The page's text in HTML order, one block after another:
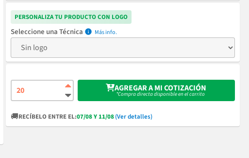
PERSONALIZA TU PRODUCTO CON LOGO
Técnica info
AGREGAR A MI COTIZACIÓN
*Compra directa disponible en el carrito
🚚RECÍBELO ENTRE EL:07/08 Y 11/08(Ver detalles)